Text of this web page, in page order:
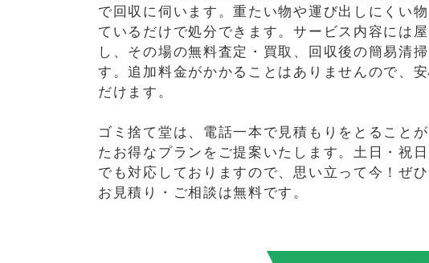
で回収に伺います。重たい物や運び出しにくい
ているだけで処分できます。サービス内容には
し、その場の無料査定・買取、回収後の簡易清
す。追加料金がかかることはありませんので、
だけます。
ゴミ捨て堂は、電話一本で見積もりをとること
たお得なプランをご提案いたします。土日・祝
でも対応しておりますので、思い立って今！ぜひ
お見積り・ご相談は無料です。